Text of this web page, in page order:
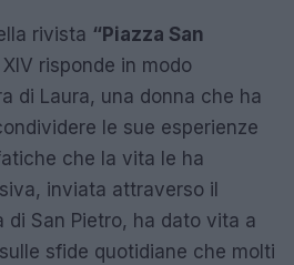
rivista “Piazza San
risponde in modo
di Laura, una donna che ha
le sue esperienze
che la vita le ha
inviata attraverso il
di San Pietro, ha dato vita a
sfide quotidiane che molti